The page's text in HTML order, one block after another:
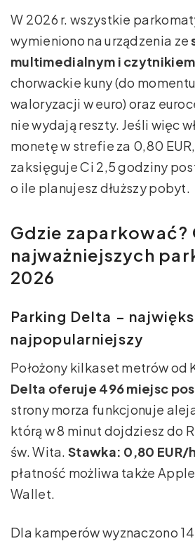
W 2026 r. wszystkie
wymieniono na urządzenia ze
multimedialnym i czytnikiem
chorwackie kuny (do
waloryzacji w euro) oraz
nie wydają reszty. Jeśli więc
monetę w strefie za 0,80
zaksięguje Ci 2,5 godziny
o ile planujesz dłuższy pobyt.
Gdzie zaparkować?
najważniejszych
2026
Parking Delta –
najpopularniejszy
Położony kilkaset metrów od
Delta oferuje 496 miejsc
strony morza funkcjonuje
którą w 8 minut dojdziesz do
św. Wita. Stawka: 0,80 EUR/h
płatność możliwa także
Wallet.
Dla kamperów wyznaczono